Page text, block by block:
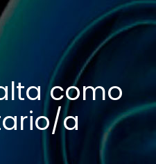
como
a